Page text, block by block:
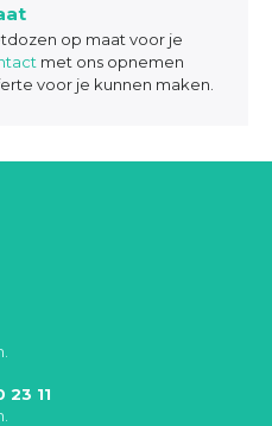
op maat voor je
met ons opnemen
voor je kunnen maken.
11